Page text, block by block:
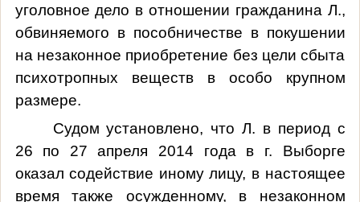
уголовное дело в отношении гражданина Л.,
обвиняемого в пособничестве в покушении
на незаконное приобретение без цели сбыта
психотропных веществ в особо крупном
размере.
Судом установлено, что Л. в период с
26 по 27 апреля 2014 года в г. Выборге
оказал содействие иному лицу, в настоящее
время также осужденному, в незаконном